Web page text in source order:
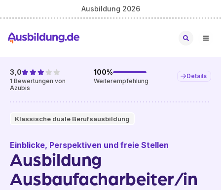
Ausbildung 2026
Klassische duale Berufsausbildung
3,0
1 Bewertungen von
Azubis
100%
Weiterempfehlung
Details
Einblicke, Perspektiven und freie Stellen
Ausbildung
Ausbaufacharbeiter/in